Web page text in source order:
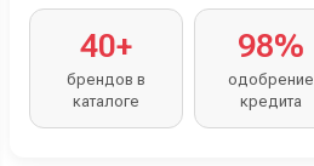
40+
брендов в
каталоге
98%
одобрение
кредита